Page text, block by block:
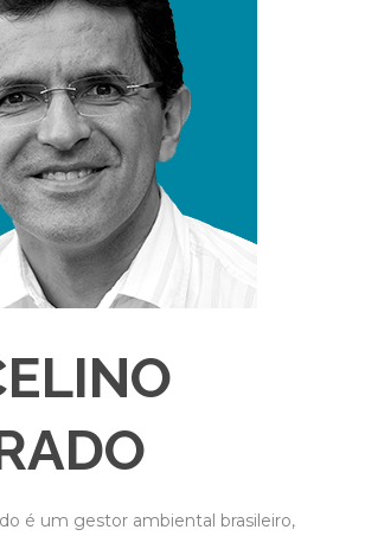
é um gestor ambiental brasileiro,